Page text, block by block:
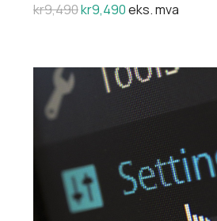
kr9,490kr9,490eks. mva